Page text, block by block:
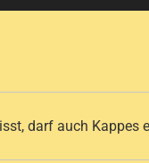
darf auch Kappes